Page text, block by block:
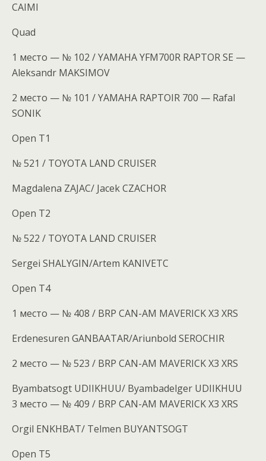
CAIMI
Quad
1 место — № 102 / YAMAHA YFM700R RAPTOR SE —
Aleksandr MAKSIMOV
2 место — № 101 / YAMAHA RAPTOIR 700 — Rafal
SONIK
Open T1
№ 521 / TOYOTA LAND CRUISER
Magdalena ZAJAC/ Jacek CZACHOR
Open T2
№ 522 / TOYOTA LAND CRUISER
Sergei SHALYGIN/Artem KANIVETC
Open T4
1 место — № 408 / BRP CAN-AM MAVERICK X3 XRS
Erdenesuren GANBAATAR/Ariunbold SEROCHIR
2 место — № 523 / BRP CAN-AM MAVERICK X3 XRS
Byambatsogt UDIIKHUU/ Byambadelger UDIIKHUU
3 место — № 409 / BRP CAN-AM MAVERICK X3 XRS
Orgil ENKHBAT/ Telmen BUYANTSOGT
Open T5